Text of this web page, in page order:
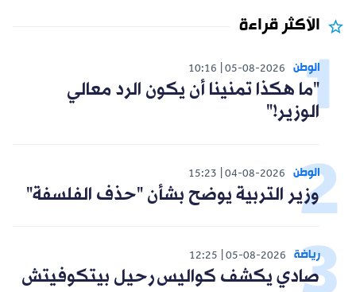
الأكثر قراءة
الوطن 05-08-2026
10:16
"ما هكذا تمنينا أن يكون الرد معالي
الوزير!"
الوطن 04-08-2026
15:23
وزير التربية يوضح بشأن "حذف الفلسفة"
رياضة 05-08-2026
12:25
صادي يكشف كواليس رحيل بيتكوفيتش